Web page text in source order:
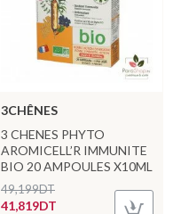
3CHÊNES
3 CHENES PHYTO
AROMICELL’R IMMUNITE
BIO 20 AMPOULES X10ML
41,819DT
49,199DT